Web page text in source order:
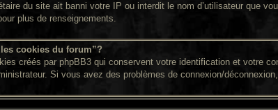
du site ait banni votre IP ou interdit le nom d’utilisateur que
plus de renseignements.
cookies du forum”?
créés par phpBB3 qui conservent votre identification et votre
Si vous avez des problèmes de connexion/